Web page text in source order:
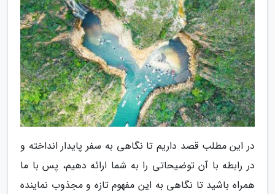
در این مطلب قصد داریم تا نگاهی به سفر پایدار انداخته و
در رابطه با آن توضیحاتی را به شما ارائه دهیم، پس با ما
همراه باشید تا نگاهی به این مفهوم تازه و مجذوب نماینده